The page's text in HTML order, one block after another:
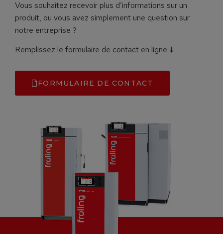
Vous souhaitez recevoir plus d’informations sur un
produit, ou vous avez simplement une question sur
notre entreprise ?
Remplissez le formulaire de contact en ligne ↓
FORMULAIRE DE CONTACT